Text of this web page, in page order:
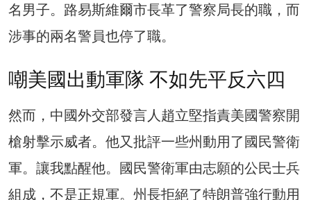
名男子。路易斯維爾市長革了警察局長的職，而
涉事的兩名警員也停了職。
嘲美國出動軍隊 不如先平反六四
然而，中國外交部發言人趙立堅指責美國警察開
槍射擊示威者。他又批評一些州動用了國民警衛
軍。讓我點醒他。國民警衛軍由志願的公民士兵
組成，不是正規軍。州長拒絕了特朗普強行動用